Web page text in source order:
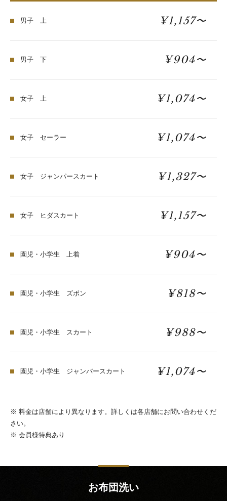
男子 上 ¥1,157〜
男子 下 ¥904〜
女子 上 ¥1,074〜
女子 セーラー ¥1,074〜
女子 ジャンパースカート ¥1,327〜
女子 ヒダスカート ¥1,157〜
園児・小学生 上着 ¥904〜
園児・小学生 ズボン ¥818〜
園児・小学生 スカート ¥988〜
園児・小学生 ジャンバースカート ¥1,074〜
※ 料金は店舗により異なります。詳しくは各店舗にお問い合わせくだ
さい。
※ 会員様特典あり
お布団洗い